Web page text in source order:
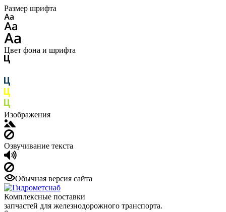
Размер шрифта
Цвет фона и шрифта
Изображения
Озвучивание текста
Обычная версия сайта
Комплексные поставки
запчастей для железнодорожного транспорта.